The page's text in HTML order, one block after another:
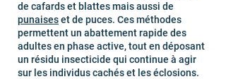
de cafards et blattes mais aussi de
punaiseset de puces. Ces méthodes
permettent un abattement rapide des
adultes en phase active, tout en déposant
un résidu insecticide qui continue à agir
sur les individus cachés et les éclosions.